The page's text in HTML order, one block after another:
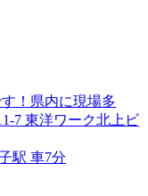
！県内に現場多
7 東洋ワーク北上ビ
駅 車7分